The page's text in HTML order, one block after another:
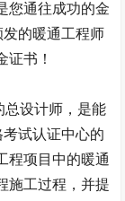
您通往成功的金
的暖通工程师
证书！
总设计师，是能
试认证中心的
程项目中的暖通
施工过程，并提